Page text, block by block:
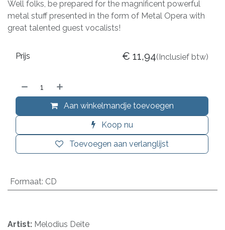
Well folks, be prepared for the magnificent powerful
metal stuff presented in the form of Metal Opera with
great talented guest vocalists!
Aan winkelmandje toevoegen
Koop nu
Toevoegen aan verlanglijst
Prijs € 11,94(Inclusief btw)
Formaat: CD
Artist: Melodius Deite